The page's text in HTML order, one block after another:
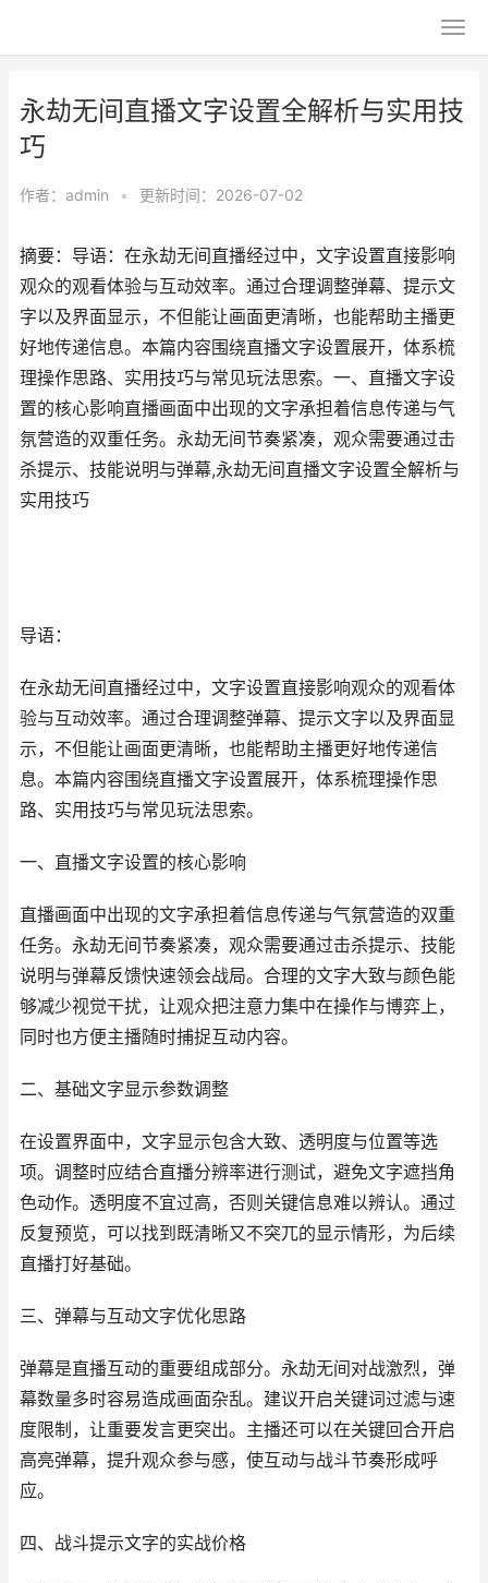
永劫无间直播文字设置全解析与实用技
巧
作者： admin • 更新时间：2026-07-02
摘要：导语：在永劫无间直播经过中，文字设置直接影响
观众的观看体验与互动效率。通过合理调整弹幕、提示文
字以及界面显示，不但能让画面更清晰，也能帮助主播更
好地传递信息。本篇内容围绕直播文字设置展开，体系梳
理操作思路、实用技巧与常见玩法思索。一、直播文字设
置的核心影响直播画面中出现的文字承担着信息传递与气
氛营造的双重任务。永劫无间节奏紧凑，观众需要通过击
杀提示、技能说明与弹幕,永劫无间直播文字设置全解析与
实用技巧
导语：
在永劫无间直播经过中，文字设置直接影响观众的观看体
验与互动效率。通过合理调整弹幕、提示文字以及界面显
示，不但能让画面更清晰，也能帮助主播更好地传递信
息。本篇内容围绕直播文字设置展开，体系梳理操作思
路、实用技巧与常见玩法思索。
一、直播文字设置的核心影响
直播画面中出现的文字承担着信息传递与气氛营造的双重
任务。永劫无间节奏紧凑，观众需要通过击杀提示、技能
说明与弹幕反馈快速领会战局。合理的文字大致与颜色能
够减少视觉干扰，让观众把注意力集中在操作与博弈上，
同时也方便主播随时捕捉互动内容。
二、基础文字显示参数调整
在设置界面中，文字显示包含大致、透明度与位置等选
项。调整时应结合直播分辨率进行测试，避免文字遮挡角
色动作。透明度不宜过高，否则关键信息难以辨认。通过
反复预览，可以找到既清晰又不突兀的显示情形，为后续
直播打好基础。
三、弹幕与互动文字优化思路
弹幕是直播互动的重要组成部分。永劫无间对战激烈，弹
幕数量多时容易造成画面杂乱。建议开启关键词过滤与速
度限制，让重要发言更突出。主播还可以在关键回合开启
高亮弹幕，提升观众参与感，使互动与战斗节奏形成呼
应。
四、战斗提示文字的实战价格